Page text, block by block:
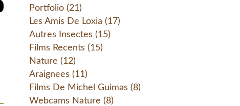
Portfolio (21)
Les Amis De Loxia (17)
Autres Insectes (15)
Films Recents (15)
Nature (12)
Araignees (11)
Films De Michel Guimas (8)
Webcams Nature (8)